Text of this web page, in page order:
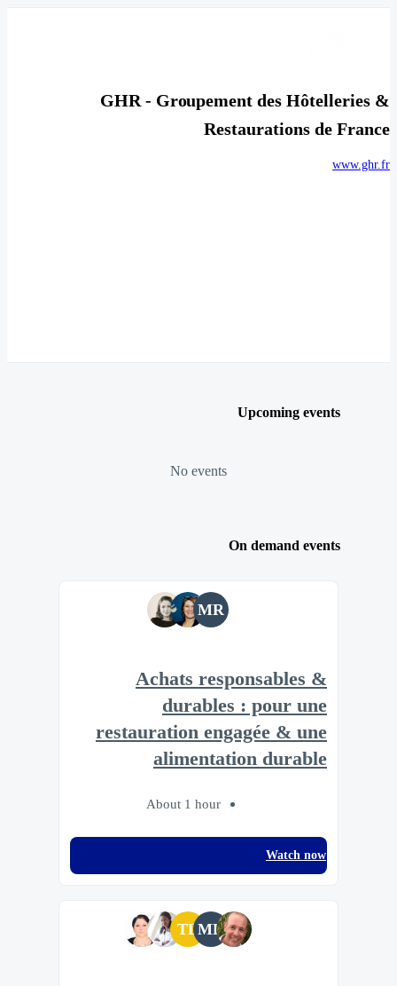
GHR - Groupement des Hôtelleries &
Restaurations de France
www.ghr.fr
Upcoming events
No events
On demand events
MR
Achats responsables &
durables : pour une
restauration engagée & une
alimentation durable
About 1 hour
Watch now
MR
TL